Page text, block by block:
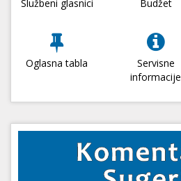
Službeni glasnici Budžet
Oglasna tabla
Servisne
informacije